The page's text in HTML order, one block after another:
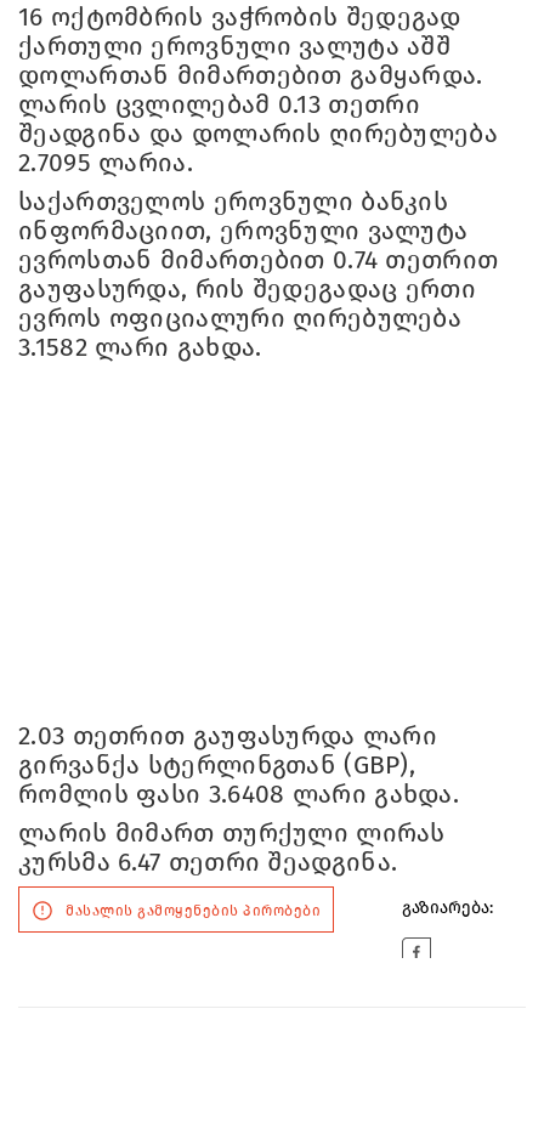
16 ოქტომბრის ვაჭრობის შედეგად
ქართული ეროვნული ვალუტა აშშ
დოლართან მიმართებით გამყარდა.
ლარის ცვლილებამ 0.13 თეთრი
შეადგინა და დოლარის ღირებულება
2.7095 ლარია.
საქართველოს ეროვნული ბანკის
ინფორმაციით, ეროვნული ვალუტა
ევროსთან მიმართებით 0.74 თეთრით
გაუფასურდა, რის შედეგადაც ერთი
ევროს ოფიციალური ღირებულება
3.1582 ლარი გახდა.
2.03 თეთრით გაუფასურდა ლარი
გირვანქა სტერლინგთან (GBP),
რომლის ფასი 3.6408 ლარი გახდა.
ლარის მიმართ თურქული ლირას
კურსმა 6.47 თეთრი შეადგინა.
მასალის გამოყენების პირობები გაზიარება: